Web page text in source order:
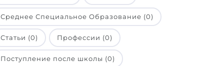
Среднее Специальное Образование (0)
Статьи (0) Профессии (0)
Поступление после школы (0)